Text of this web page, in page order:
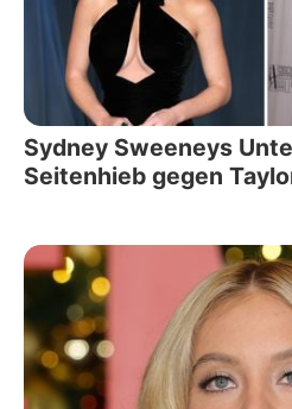
Sydney Sweeneys
Seitenhieb gegen